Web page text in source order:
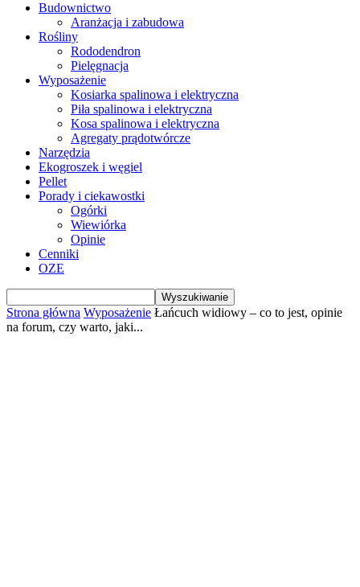
Budownictwo
Aranżacja i zabudowa
Rośliny
Rododendron
Pielęgnacja
Wyposażenie
Kosiarka spalinowa i elektryczna
Piła spalinowa i elektryczna
Kosa spalinowa i elektryczna
Agregaty prądotwórcze
Narzędzia
Ekogroszek i węgiel
Pellet
Porady i ciekawostki
Ogórki
Wiewiórka
Opinie
Cenniki
OZE
Strona główna Wyposażenie Łańcuch widiowy – co to jest, opinie
na forum, czy warto, jaki...